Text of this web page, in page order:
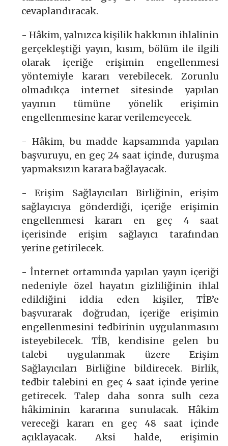
cevaplandıracak.
- Hâkim, yalnızca kişilik hakkının ihlalinin
gerçekleştiği yayın, kısım, bölüm ile ilgili
olarak içeriğe erişimin engellenmesi
yöntemiyle kararı verebilecek. Zorunlu
olmadıkça internet sitesinde yapılan
yayının tümüne yönelik erişimin
engellenmesine karar verilemeyecek.
- Hâkim, bu madde kapsamında yapılan
başvuruyu, en geç 24 saat içinde, duruşma
yapmaksızın karara bağlayacak.
- Erişim Sağlayıcıları Birliğinin, erişim
sağlayıcıya gönderdiği, içeriğe erişimin
engellenmesi kararı en geç 4 saat
içerisinde erişim sağlayıcı tarafından
yerine getirilecek.
- İnternet ortamında yapılan yayın içeriği
nedeniyle özel hayatın gizliliğinin ihlal
edildiğini iddia eden kişiler, TİB’e
başvurarak doğrudan, içeriğe erişimin
engellenmesini tedbirinin uygulanmasını
isteyebilecek. TİB, kendisine gelen bu
talebi uygulanmak üzere Erişim
Sağlayıcıları Birliğine bildirecek. Birlik,
tedbir talebini en geç 4 saat içinde yerine
getirecek. Talep daha sonra sulh ceza
hâkiminin kararına sunulacak. Hâkim
vereceği kararı en geç 48 saat içinde
açıklayacak. Aksi halde, erişimin